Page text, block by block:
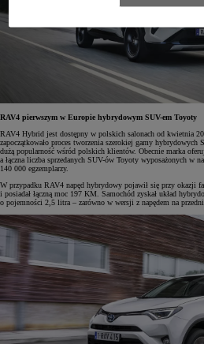
RAV4 pierwszym w Europie hybrydowym SUV-em Toyoty
RAV4 Hybrid jest dostępny w polskich salonach od kwietnia
zapoczątkowało proces tworzenia szerokiej gamy
dużą popularność wśród polskich klientów. Obecnie marka
a łączna liczba sprzedanych SUV-ów Toyoty wyposażonych w
140 000 egzemplarzy.
W przypadku RAV4 napęd hybrydowy pojawił się przy okazji
i posiadał łączną moc 197 KM. Samochód zyskał układ
o pojemności 2,5 litra – zarówno w wersji z napędem na